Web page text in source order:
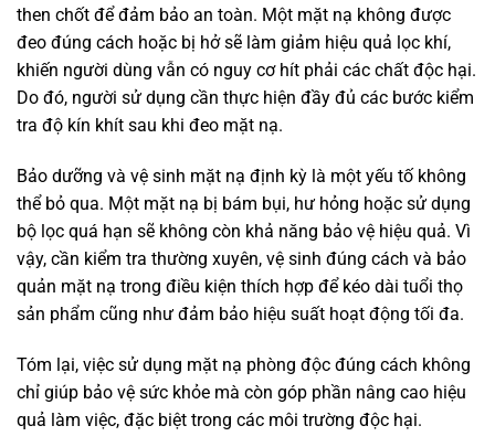
then chốt để đảm bảo an toàn. Một mặt nạ không được
đeo đúng cách hoặc bị hở sẽ làm giảm hiệu quả lọc khí,
khiến người dùng vẫn có nguy cơ hít phải các chất độc hại.
Do đó, người sử dụng cần thực hiện đầy đủ các bước kiểm
tra độ kín khít sau khi đeo mặt nạ.
Bảo dưỡng và vệ sinh mặt nạ định kỳ là một yếu tố không
thể bỏ qua. Một mặt nạ bị bám bụi, hư hỏng hoặc sử dụng
bộ lọc quá hạn sẽ không còn khả năng bảo vệ hiệu quả. Vì
vậy, cần kiểm tra thường xuyên, vệ sinh đúng cách và bảo
quản mặt nạ trong điều kiện thích hợp để kéo dài tuổi thọ
sản phẩm cũng như đảm bảo hiệu suất hoạt động tối đa.
Tóm lại, việc sử dụng mặt nạ phòng độc đúng cách không
chỉ giúp bảo vệ sức khỏe mà còn góp phần nâng cao hiệu
quả làm việc, đặc biệt trong các môi trường độc hại.